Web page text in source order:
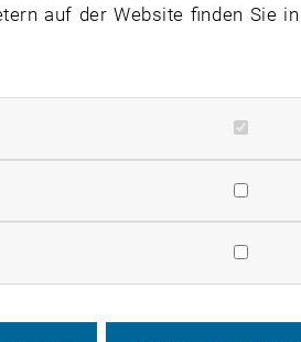
auf der Website finden Sie